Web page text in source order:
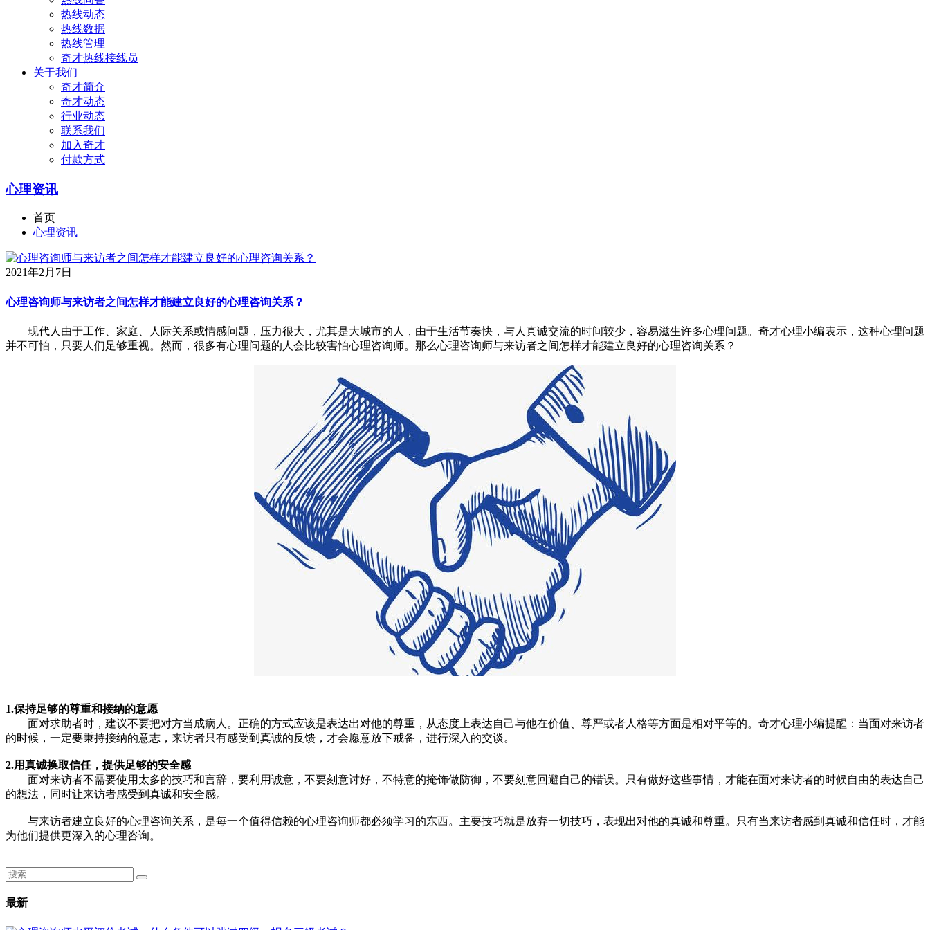
热线动态
热线数据
热线管理
奇才热线接线员
关于我们
奇才简介
奇才动态
行业动态
联系我们
加入奇才
付款方式
心理资讯
首页
心理资讯
2021年2月7日
心理咨询师与来访者之间怎样才能建立良好的心理咨询关系？
现代人由于工作、家庭、人际关系或情感问题，压力很大，尤其是大城市的人，由于生活节奏快，与人真诚交流的时间较少，容易滋生许多心理问题。奇才心理小编表示，这种心理问题
并不可怕，只要人们足够重视。然而，很多有心理问题的人会比较害怕心理咨询师。那么心理咨询师与来访者之间怎样才能建立良好的心理咨询关系？
1.保持足够的尊重和接纳的意愿
面对求助者时，建议不要把对方当成病人。正确的方式应该是表达出对他的尊重，从态度上表达自己与他在价值、尊严或者人格等方面是相对平等的。奇才心理小编提醒：当面对来访者
的时候，一定要秉持接纳的意志，来访者只有感受到真诚的反馈，才会愿意放下戒备，进行深入的交谈。
2.用真诚换取信任，提供足够的安全感
面对来访者不需要使用太多的技巧和言辞，要利用诚意，不要刻意讨好，不特意的掩饰做防御，不要刻意回避自己的错误。只有做好这些事情，才能在面对来访者的时候自由的表达自己
的想法，同时让来访者感受到真诚和安全感。
与来访者建立良好的心理咨询关系，是每一个值得信赖的心理咨询师都必须学习的东西。主要技巧就是放弃一切技巧，表现出对他的真诚和尊重。只有当来访者感到真诚和信任时，才能
为他们提供更深入的心理咨询。
最新